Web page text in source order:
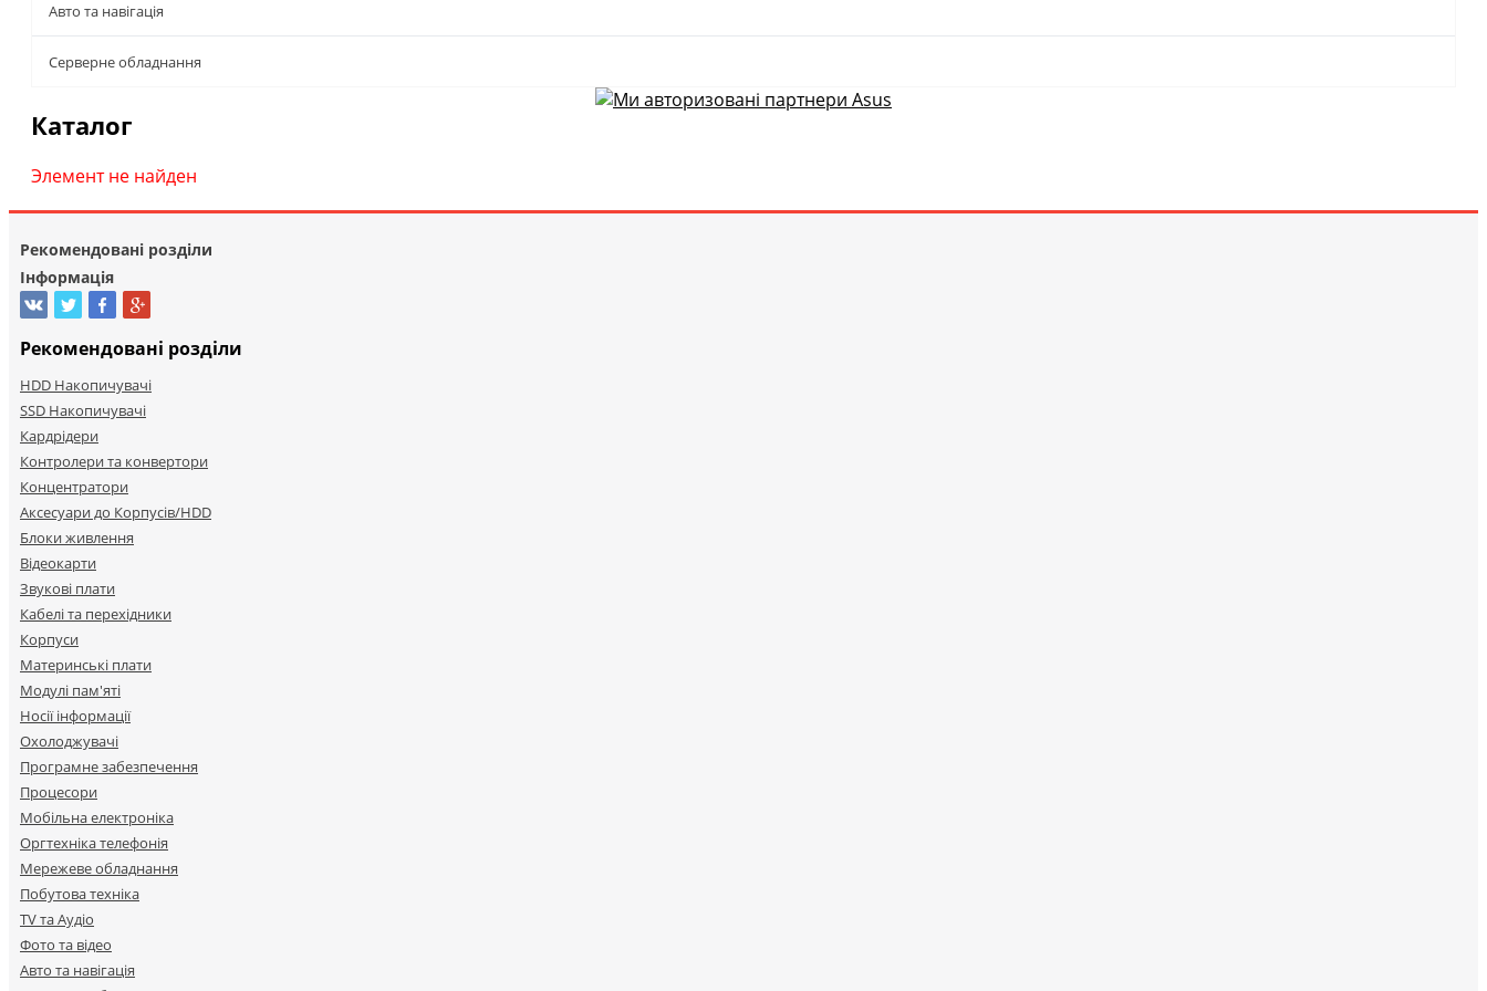
Авто та навігація
Серверне обладнання
Каталог
Элемент не найден
Рекомендовані розділи
Інформація
Рекомендовані розділи
HDD Накопичувачі
SSD Накопичувачі
Кардрідери
Контролери та конвертори
Концентратори
Аксесуари до Корпусів/HDD
Блоки живлення
Відеокарти
Звукові плати
Кабелі та перехідники
Корпуси
Материнські плати
Модулі пам'яті
Носії інформації
Охолоджувачі
Програмне забезпечення
Процесори
Мобільна електроніка
Оргтехніка телефонія
Мережеве обладнання
Побутова техніка
TV та Аудіо
Фото та відео
Авто та навігація